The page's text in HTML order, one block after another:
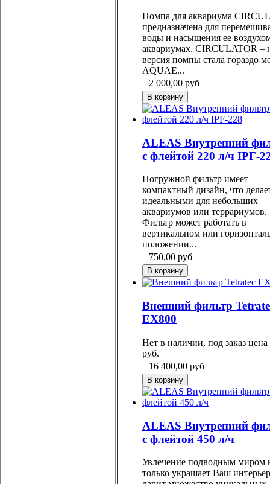
Помпа для аквариума
предназначена для
воды и насыщения ее
аквариумах. CIRCULATOR –
версия помпы стала гораздо
AQUAE...
2 000,00 руб
ALEAS Внутренний
с флейтой 220 л/ч IPF-
Погружной фильтр имеет
компактный дизайн, что
идеальными для небольших
аквариумов или террариумов.
Фильтр может работать в
вертикальном или
положении...
750,00 руб
Внешний фильтр
EX800
Нет в наличии, под заказ цена
руб.
16 400,00 руб
ALEAS Внутренний
с флейтой 450 л/ч
Увлечение подводным миром
только украшает Ваш